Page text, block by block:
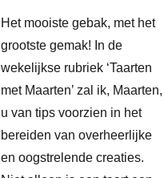
Het mooiste gebak, met het
grootste gemak! In de
wekelijkse rubriek ‘Taarten
met Maarten’ zal ik, Maarten,
u van tips voorzien in het
bereiden van overheerlijke
en oogstrelende creaties.